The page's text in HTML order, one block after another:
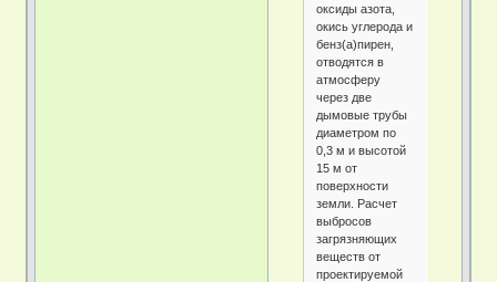
оксиды азота,
окись углерода и
бенз(а)пирен,
отводятся в
атмосферу
через две
дымовые трубы
диаметром по
0,3 м и высотой
15 м от
поверхности
земли. Расчет
выбросов
загрязняющих
веществ от
проектируемой